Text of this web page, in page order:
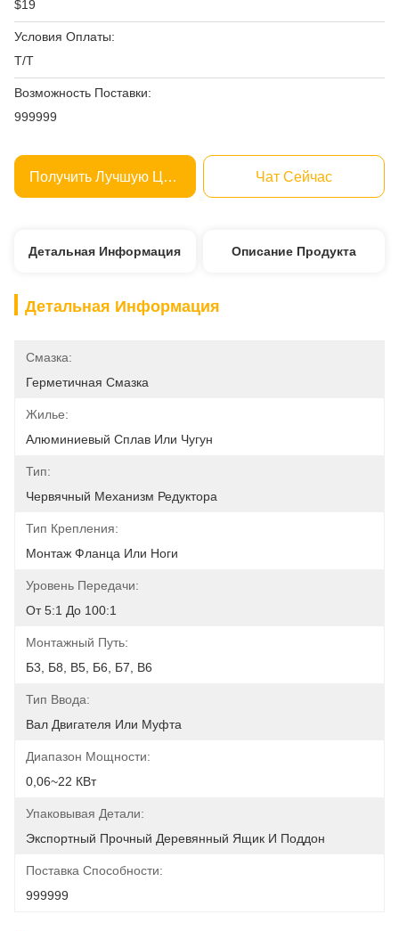
$19
Условия Оплаты:
Т/Т
Возможность Поставки:
999999
Получить Лучшую Цену Чат Сейчас
Детальная Информация Описание Продукта
Детальная Информация
Смазка:
Герметичная Смазка
Жилье:
Алюминиевый Сплав Или Чугун
Тип:
Червячный Механизм Редуктора
Тип Крепления:
Монтаж Фланца Или Ноги
Уровень Передачи:
От 5:1 До 100:1
Монтажный Путь:
Б3, Б8, В5, Б6, Б7, В6
Тип Ввода:
Вал Двигателя Или Муфта
Диапазон Мощности:
0,06~22 КВт
Упаковывая Детали:
Экспортный Прочный Деревянный Ящик И Поддон
Поставка Способности:
999999